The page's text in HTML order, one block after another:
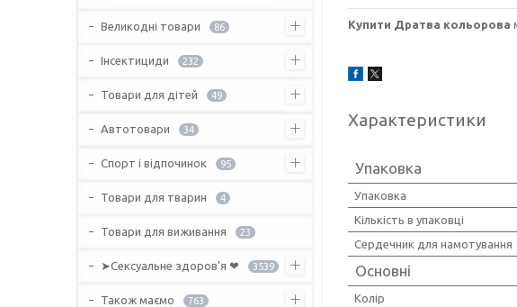
Купити Дратва кольорова
Характеристики
Упаковка
Упаковка
Кількість в упаковці
Сердечник для намотування
Основні
Колір
Великодні товари 86
Інсектициди 232
Товари для дітей 49
Автотовари 34
Спорт і відпочинок 95
Товари для тварин 4
Товари для виживання 23
➤Сексуальне здоров'я ❤ 3539
Також маємо 763